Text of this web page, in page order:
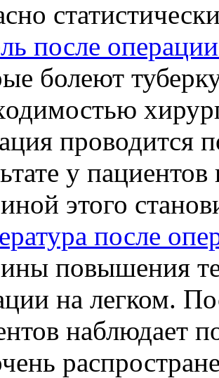
после
болеют
проводится
у
этого
после
повышения
на легком.
наблюдает